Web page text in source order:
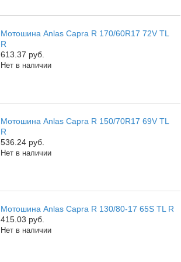
Мотошина Anlas Capra R 170/60R17 72V TL
R
613.37 руб.
Нет в наличии
Мотошина Anlas Capra R 150/70R17 69V TL
R
536.24 руб.
Нет в наличии
Мотошина Anlas Capra R 130/80-17 65S TL R
415.03 руб.
Нет в наличии